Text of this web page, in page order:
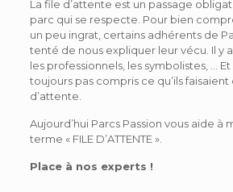
La file d’attente est un passage
parc qui se respecte. Pour bien
un peu ingrat, certains adhérents de
tenté de nous expliquer leur vécu. Il y
les professionnels, les symbolistes, … Et
toujours pas compris ce qu’ils faisaient
d’attente.
Aujourd’hui Parcs Passion vous aide à
terme « FILE D’ATTENTE ».
Place à nos experts !